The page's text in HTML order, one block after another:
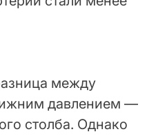
между
давлением —
столба. Однако